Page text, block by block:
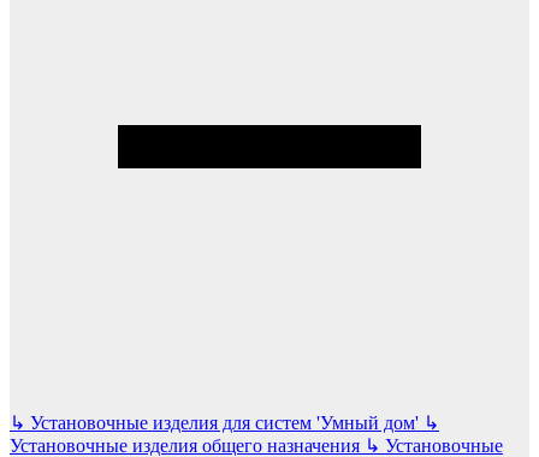
↳ Установочные изделия для систем 'Умный дом' ↳
Установочные изделия общего назначения ↳ Установочные